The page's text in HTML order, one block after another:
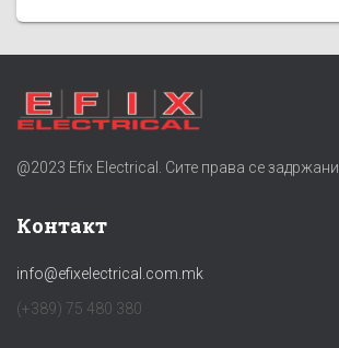
@2023 Efix Electrical. Сите права се задржани.
Контакт
info@efixelectrical.com.mk
(+389) 75 480 380